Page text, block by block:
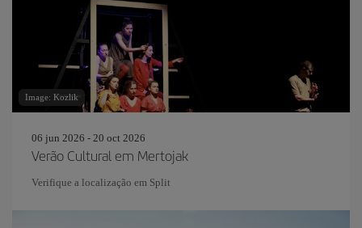
Image: Kozlik
06 jun 2026 - 20 oct 2026
Verão Cultural em Mertojak
Verifique a localização em Split